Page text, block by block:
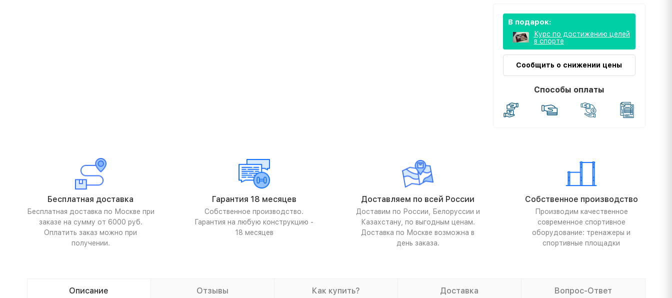
В подарок:
Курс по достижению целей
в спорте
Сообщить о снижении цены
Способы оплаты
Бесплатная доставка
Бесплатная доставка по Москве при
заказе на сумму от 6000 руб.
Оплатить заказ можно при
получении.
Гарантия 18 месяцев
Собственное производство.
Гарантия на любую конструкцию -
18 месяцев
Доставляем по всей России
Доставим по России, Белоруссии и
Казахстану, по выгодным ценам.
Доставка по Москве возможна в
день заказа.
Собственное производство
Производим качественное
современное спортивное
оборудование: тренажеры и
спортивные площадки
Описание Отзывы Как купить? Доставка Вопрос-Ответ